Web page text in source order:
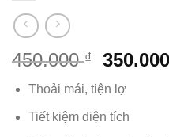
450.000₫ 350.000
Thoải mái, tiện lợ
Tiết kiệm diện tích